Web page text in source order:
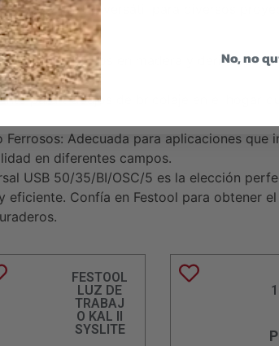
herramienta versátil para diversos
cortes precisos en madera y derivados,
para trabajos de bricolaje en el hogar
Adecuada para aplicaciones que
en diferentes campos.
USB 50/35/BI/OSC/5 es la elección
eficiente. Confía en Festool para obtener
FESTOOL
LUZ DE
TRABAJ
O KAL II
SYSLITE
No, no